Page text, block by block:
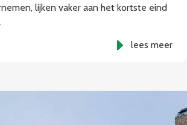
lijken vaker aan het kortste eind
lees meer